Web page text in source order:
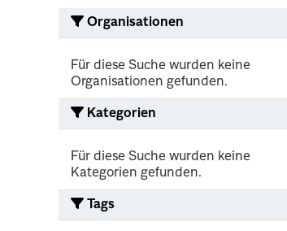
Organisationen
Für diese Suche wurden keine
Organisationen gefunden.
Kategorien
Für diese Suche wurden keine
Kategorien gefunden.
Tags